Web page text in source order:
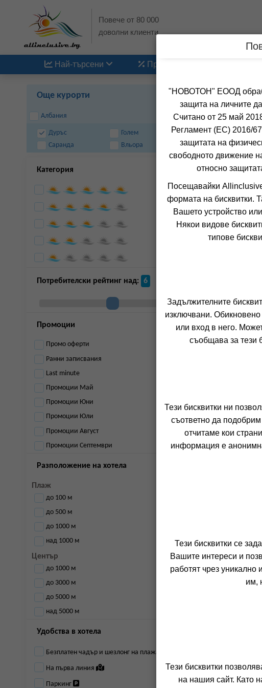
Повече от 80 000
доволни клиенти
Най-търсени Промоции
Още курорти
Албания
Дуръс
Голем
Саранда
Вльора
Категория
Потребителски рейтинг над: 6
Промоции
Промо оферти
Ранни записвания
Last minute
Промоции Май
Промоции Юни
Промоции Юли
Промоции Август
Промоции Септември
Разположение на хотела
Плаж
до 100 м
до 500 м
до 1000 м
над 1000 м
Център
до 1000 м
до 3000 м
до 5000 м
над 5000 м
Удобства в хотела
Безплатен чадър и шезлонг на плажа
На първа линия
Паркинг
до -15%
-10%
"НОВОТОН" ЕООД
защита на личните
Считано от 25 май
Регламент (ЕС) 2016/
защитата на
свободното движение
относно
Посещавайки
формата на бисквитки.
Вашето устройство
Някои видове
типове
Задължителните
изключвани. Обикновено
или вход в него.
съобщава за тези
Тези бисквитки ни
съответно да
отчитаме кои
информация е
Тези бисквитки се
Вашите интереси и
работят чрез
им,
Тези бисквитки
на нашия сайт. Като